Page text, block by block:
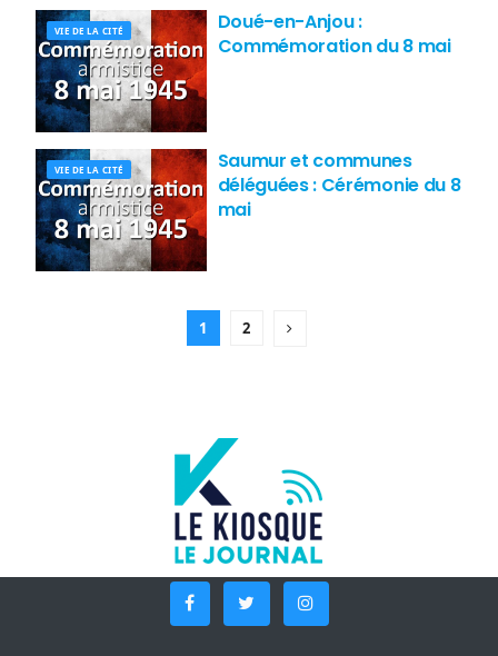
VIE DE LA CITÉ
Doué-en-Anjou :
Commémoration du 8 mai
VIE DE LA CITÉ
Saumur et communes
déléguées : Cérémonie du 8
mai
1 2